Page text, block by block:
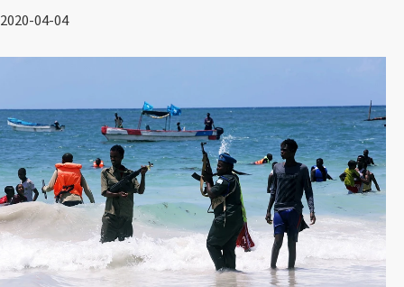
2020-04-04